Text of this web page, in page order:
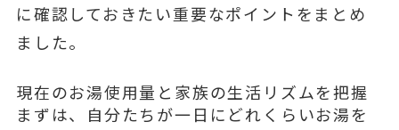
に確認しておきたい重要なポイントをまとめ
ました。
現在のお湯使用量と家族の生活リズムを把握
まずは、自分たちが一日にどれくらいお湯を